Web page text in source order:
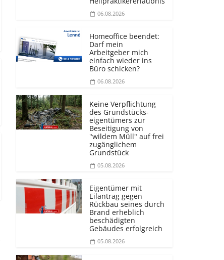
06.08.2026
Homeoffice beendet:
Darf mein
Arbeitgeber mich
einfach wieder ins
Büro schicken?
06.08.2026
Keine Verpflichtung
des Grundstücks­
eigentümers zur
Beseitigung von
"wildem Müll" auf frei
zugänglichem
Grundstück
05.08.2026
Eigentümer mit
Eilantrag gegen
Rückbau seines durch
Brand erheblich
beschädigten
Gebäudes erfolgreich
05.08.2026